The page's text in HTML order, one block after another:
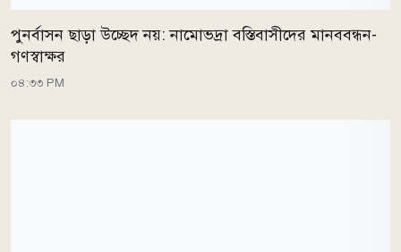
পুনর্বাসন ছাড়া উচ্ছেদ নয়: নামোভদ্রা বস্তিবাসীদের মানববন্ধন-
গণস্বাক্ষর
০৪:৩৩ PM